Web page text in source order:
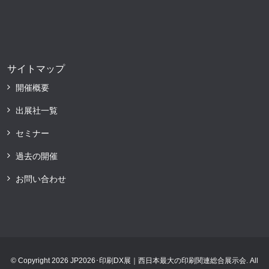
サイトマップ
開催概要
出展社一覧
セミナー
過去の開催
お問い合わせ
© Copyright 2026 JP2026･印刷DX展｜西日本最大の印刷関連総合展示会. All